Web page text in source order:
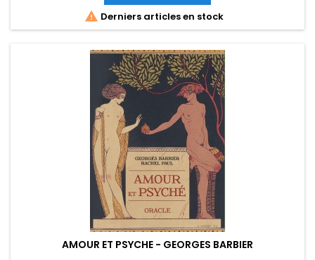
 Derniers articles en stock
AMOUR ET PSYCHE - GEORGES BARBIER